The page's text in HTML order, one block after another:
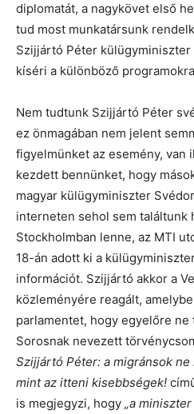
diplomatát, a nagykövet első
tud most munkatársunk
Szijjártó Péter külügyminiszter
kíséri a különböző
Nem tudtunk Szijjártó Péter
ez önmagában nem jelent
figyelmünket az esemény, van
kezdett bennünket, hogy
magyar külügyminiszter
interneten sehol sem
Stockholmban lenne, az MTI
18-án adott ki a
információt. Szijjártó akkor a
közleményére reagált,
parlamentet, hogy egyelőre ne
Sorosnak nevezett
Szijjártó Péter: a migránsok
mint az itteni kisebbségek!
is megjegyzi, hogy „a